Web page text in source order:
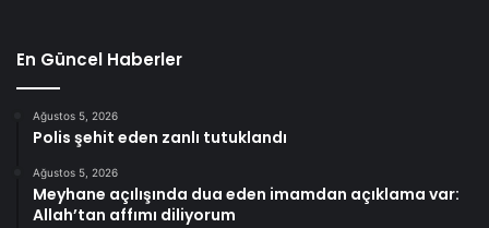
En Güncel Haberler
Ağustos 5, 2026
Polis şehit eden zanlı tutuklandı
Ağustos 5, 2026
Meyhane açılışında dua eden imamdan açıklama var:
Allah’tan affımı diliyorum